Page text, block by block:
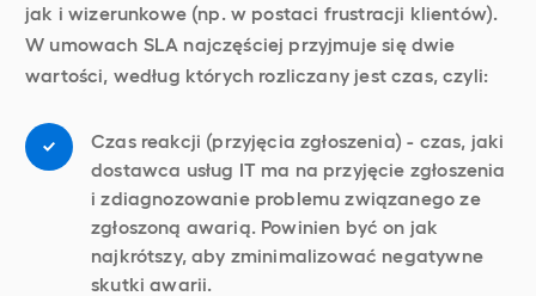
jak i wizerunkowe (np. w postaci frustracji klientów).
W umowach SLA najczęściej przyjmuje się dwie
wartości, według których rozliczany jest czas, czyli:
Czas reakcji (przyjęcia zgłoszenia) - czas, jaki
dostawca usług IT ma na przyjęcie zgłoszenia
i zdiagnozowanie problemu związanego ze
zgłoszoną awarią. Powinien być on jak
najkrótszy, aby zminimalizować negatywne
skutki awarii.